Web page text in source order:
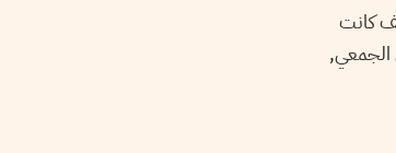
كانت
الجمعي,